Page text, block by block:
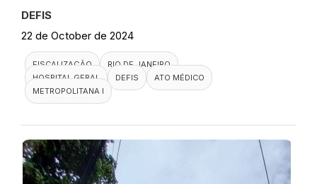
DEFIS
22 de October de 2024
FISCALIZAÇÃO
RIO DE JANEIRO
HOSPITAL GERAL
DEFIS
ATO MÉDICO
METROPOLITANA I